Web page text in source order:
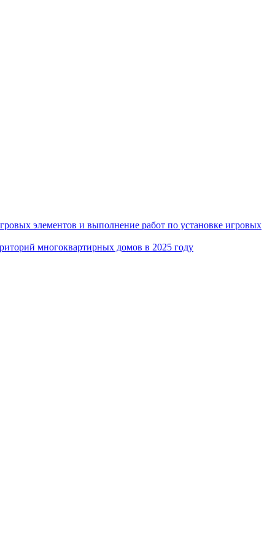
элементов и выполнение работ по установке игровых
многоквартирных домов в 2025 году